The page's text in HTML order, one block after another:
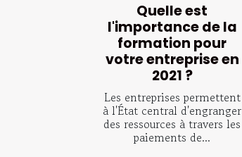
Quelle est
l'importance de la
formation pour
votre entreprise en
2021 ?
Les entreprises permettent
à l'État central d'engranger
des ressources à travers les
paiements de...